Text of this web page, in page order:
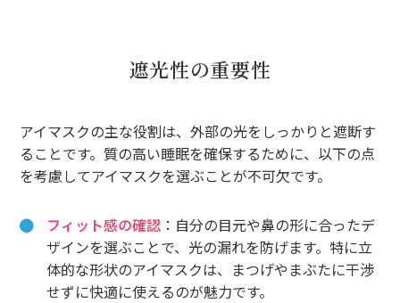
遮光性の重要性
アイマスクの主な役割は、外部の光をしっかりと遮断す
ることです。質の高い睡眠を確保するために、以下の点
を考慮してアイマスクを選ぶことが不可欠です。
フィット感の確認 ：自分の目元や鼻の形に合ったデ
ザインを選ぶことで、光の漏れを防げます。特に立
体的な形状のアイマスクは、まつげやまぶたに干渉
せずに快適に使えるのが魅力です。